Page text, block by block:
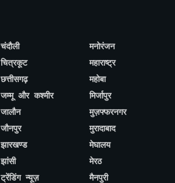
चंदौली
चित्रकूट
छत्तीसगढ़
जम्मू और कश्मीर
जालौन
जौनपुर
झारखण्ड
झांसी
ट्रेंडिंग न्यूज़
मनोरंजन
महाराष्ट्र
महोबा
मिर्जापुर
मुज़फ्फरनगर
मुरादाबाद
मेघालय
मेरठ
मैनपुरी